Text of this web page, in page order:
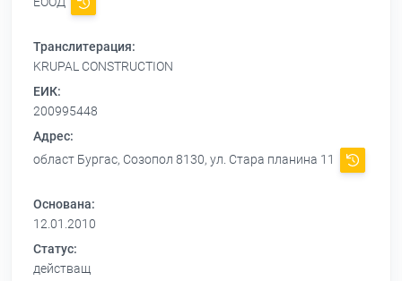
Транслитерация:
KRUPAL CONSTRUCTION
ЕИК:
200995448
Адрес:
област Бургас, Созопол 8130, ул. Стара планина 11
Основана:
12.01.2010
Статус:
действащ